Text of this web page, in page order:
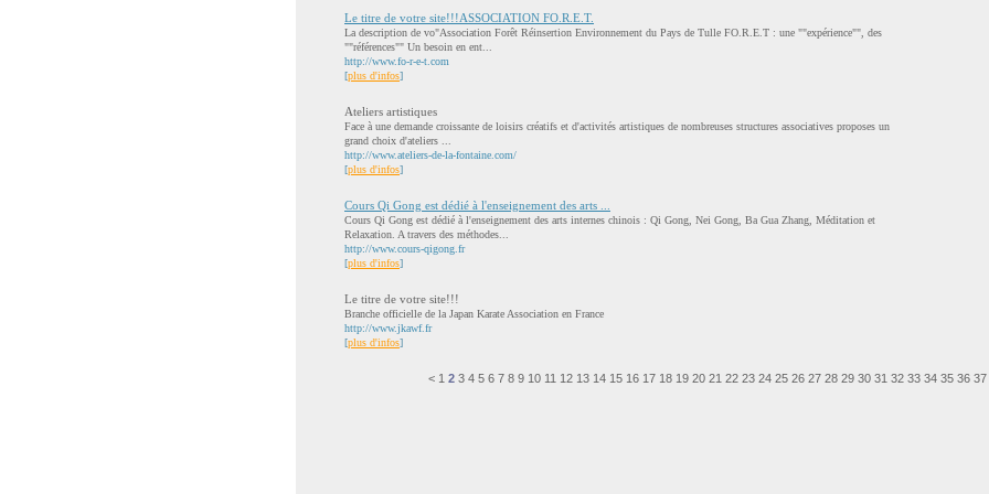
Le titre de votre site!!!ASSOCIATION FO.R.E.T.
La description de vo"Association Forêt Réinsertion Environnement du Pays de Tulle FO.R.E.T : une ""expérience"", des
""références"" Un besoin en ent...
http://www.fo-r-e-t.com
[plus d'infos]
Ateliers artistiques
Face à une demande croissante de loisirs créatifs et d'activités artistiques de nombreuses structures associatives proposes un
grand choix d'ateliers ...
http://www.ateliers-de-la-fontaine.com/
[plus d'infos]
Cours Qi Gong est dédié à l'enseignement des arts ...
Cours Qi Gong est dédié à l'enseignement des arts internes chinois : Qi Gong, Nei Gong, Ba Gua Zhang, Méditation et
Relaxation. A travers des méthodes...
http://www.cours-qigong.fr
[plus d'infos]
Le titre de votre site!!!
Branche officielle de la Japan Karate Association en France
http://www.jkawf.fr
[plus d'infos]
< 1 2 3 4 5 6 7 8 9 10 11 12 13 14 15 16 17 18 19 20 21 22 23 24 25 26 27 28 29 30 31 32 33 34 35 36 37